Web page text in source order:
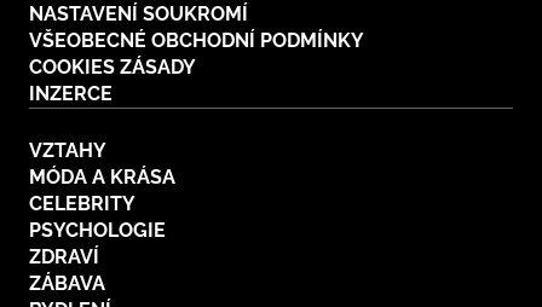
NASTAVENÍ SOUKROMÍ
VŠEOBECNÉ OBCHODNÍ PODMÍNKY
COOKIES ZÁSADY
INZERCE
VZTAHY
MÓDA A KRÁSA
CELEBRITY
PSYCHOLOGIE
ZDRAVÍ
ZÁBAVA